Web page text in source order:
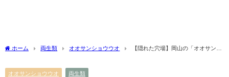
ホーム 両生類 オオサンショウウオ
【隠れた穴場】岡山の「オオサンシ
オオサンショウウオ 両生類